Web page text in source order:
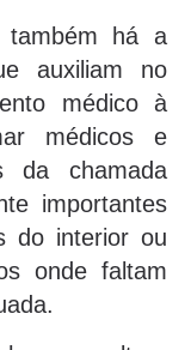
também há a
auxiliam no
médico à
médicos e
da chamada
importantes
do interior ou
onde faltam